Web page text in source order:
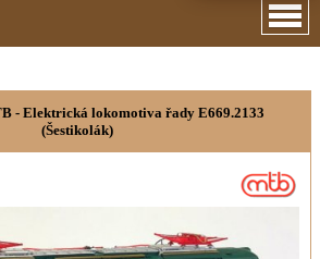
- Elektrická lokomotiva řady E669.2133
(Šestikolák)